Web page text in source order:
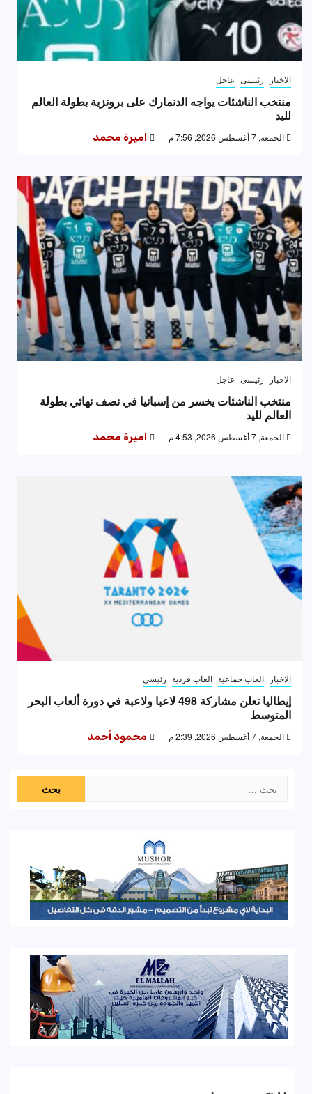
الاخبار رئيسى عاجل
منتخب الناشئات يواجه الدنمارك على برونزية بطولة العالم
لليد
الجمعة, 7 أغسطس 2026, 7:56 م اميرة محمد
الاخبار رئيسى عاجل
منتخب الناشئات يخسر من إسبانيا في نصف نهائي بطولة
العالم لليد
الجمعة, 7 أغسطس 2026, 4:53 م اميرة محمد
الاخبار العاب جماعية العاب فردية رئيسى
إيطاليا تعلن مشاركة 498 لاعبا ولاعبة في دورة ألعاب البحر
المتوسط
الجمعة, 7 أغسطس 2026, 2:39 م محمود أحمد
عن: